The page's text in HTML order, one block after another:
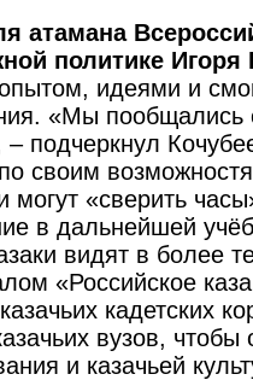
атамана
политике Игоря
идеями и
«Мы пообщались
– подчеркнул
своим
могут «сверить
в дальнейшей
видят в более
«Российское
кадетских
вузов, чтобы
и казачьей